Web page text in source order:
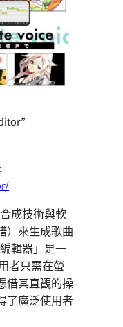
成技術與軟
）來生成歌曲
輯器」是一
者只需在螢
借其直觀的操
了廣泛使用者